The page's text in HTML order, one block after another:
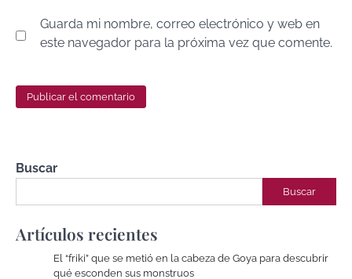
Guarda mi nombre, correo electrónico y web en
este navegador para la próxima vez que comente.
Buscar
Buscar
Artículos recientes
El “friki” que se metió en la cabeza de Goya para descubrir
qué esconden sus monstruos